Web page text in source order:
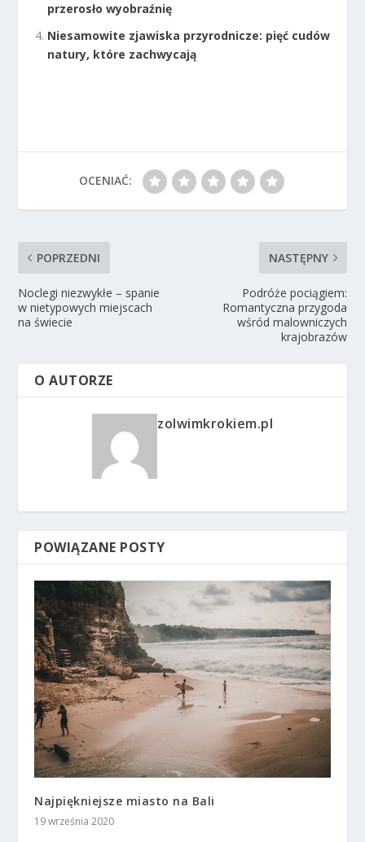
przerosło wyobraźnię
Niesamowite zjawiska przyrodnicze: pięć cudów
natury, które zachwycają
OCENIAĆ:
POPRZEDNI
Noclegi niezwykłe – spanie
w nietypowych miejscach
na świecie
NASTĘPNY
Podróże pociągiem:
Romantyczna przygoda
wśród malowniczych
krajobrazów
O AUTORZE
zolwimkrokiem.pl
POWIĄZANE POSTY
Najpiękniejsze miasto na Bali
19 września 2020